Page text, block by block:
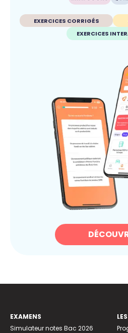
EXERCICES CORRIGÉS
EXERCICES
EXAMENS
Simulateur notes Bac 2026